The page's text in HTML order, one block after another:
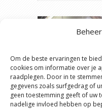
Om de beste ervaringen te
cookies om informatie over je
raadplegen. Door in te
gegevens zoals surfgedrag of
geen toestemming geeft of uw
nadelige invloed hebben op